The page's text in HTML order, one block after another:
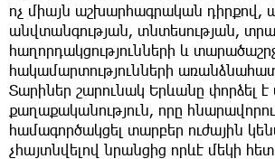
ոչ միայն աշխարհագրական դիրքով,
անվտանգության, տնտեսության,
հաղորդակցությունների և
հակամարտությունների
Տարիներ շարունակ Երևանը փորձել է
քաղաքականություն, որը
համագործակցել տարբեր ուժային
չհայտնվելով նրանցից որևէ մեկի